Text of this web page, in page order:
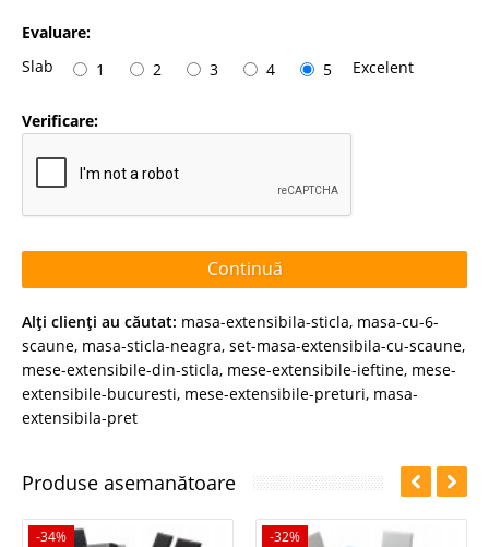
Evaluare:
Slab
1 2 3 4 5 Excelent
Verificare:
Continuă
Alţi clienţi au căutat: masa-extensibila-sticla, masa-cu-6-
scaune, masa-sticla-neagra, set-masa-extensibila-cu-scaune,
mese-extensibile-din-sticla, mese-extensibile-ieftine, mese-
extensibile-bucuresti, mese-extensibile-preturi, masa-
extensibila-pret
Produse asemanătoare
-34% -32%